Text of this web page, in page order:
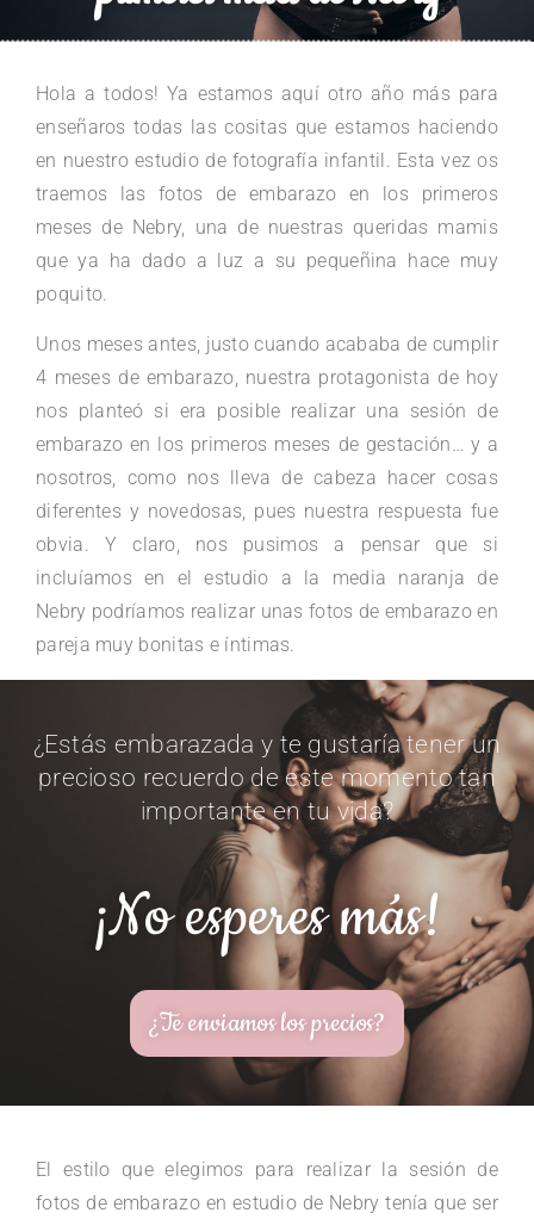
Hola a todos! Ya estamos aquí otro año más para
enseñaros todas las cositas que estamos haciendo
en nuestro estudio de fotografía infantil. Esta vez os
traemos las fotos de embarazo en los primeros
meses de Nebry, una de nuestras queridas mamis
que ya ha dado a luz a su pequeñina hace muy
poquito.
Unos meses antes, justo cuando acababa de cumplir
4 meses de embarazo, nuestra protagonista de hoy
nos planteó si era posible realizar una sesión de
embarazo en los primeros meses de gestación… y a
nosotros, como nos lleva de cabeza hacer cosas
diferentes y novedosas, pues nuestra respuesta fue
obvia. Y claro, nos pusimos a pensar que si
incluíamos en el estudio a la media naranja de
Nebry podríamos realizar unas fotos de embarazo en
pareja muy bonitas e íntimas.
¿Estás embarazada y te gustaría tener un
precioso recuerdo de este momento tan
importante en tu vida?
¡No esperes más!
¿Te enviamos los precios?
El estilo que elegimos para realizar la sesión de
fotos de embarazo en estudio de Nebry tenía que ser